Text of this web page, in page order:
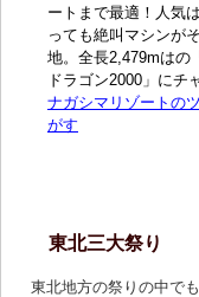
ートまで最適！人気
っても絶叫マシンが
地。全長2,479mはの
ドラゴン2000」にチ
ナガシマリゾートの
がす
東北三大祭り
東北地方の祭りの中で